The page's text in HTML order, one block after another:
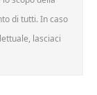
di tutti. In caso
lasciaci